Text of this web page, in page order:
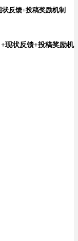
反馈+投稿奖励机制
现状反馈+投稿奖励机